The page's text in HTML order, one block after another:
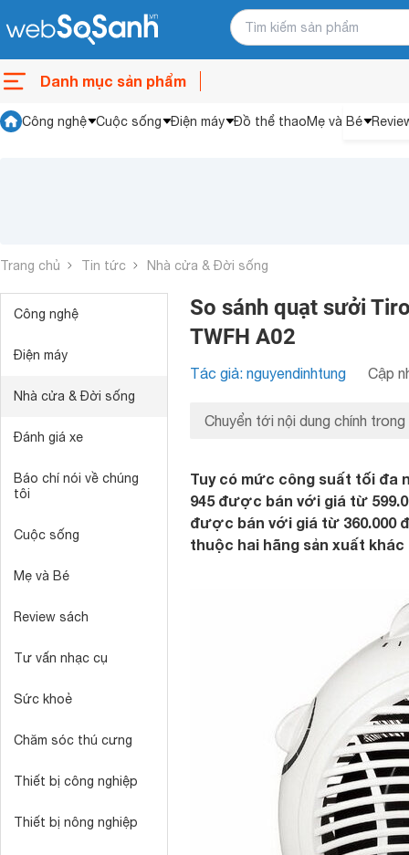
Danh mục sản phẩm
Công nghệ Cuộc sống Điện máy Đồ thể thaoMẹ và Bé
Trang chủ Tin tức Nhà cửa & Đời sống
Công nghệ
Điện máy
Nhà cửa & Đời sống
Đánh giá xe
Báo chí nói về chúng
tôi
Cuộc sống
Mẹ và Bé
Review sách
Tư vấn nhạc cụ
Sức khoẻ
Chăm sóc thú cưng
Thiết bị công nghiệp
Thiết bị nông nghiệp
So sánh quạt sưởi
TWFH A02
Tác giả: nguyendinhtung Cập
Chuyển tới nội dung chính trong
Tuy có mức công suất tối đa
945 được bán với giá từ
được bán với giá từ 360.000
thuộc hai hãng sản xuất khác